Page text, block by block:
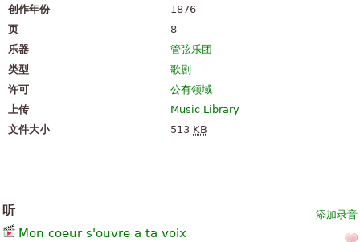
创作年份
1876
页
8
乐器
管弦乐团
类型
歌剧
许可
公有领域
上传
Music Library
文件大小
513 KB
添加录音
听
Mon coeur s'ouvre a ta voix